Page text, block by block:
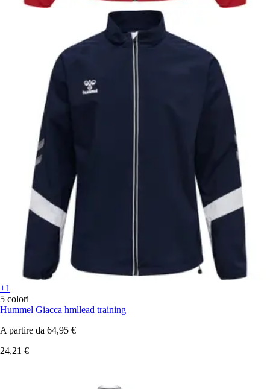
+1
5 colori
Hummel Giacca hmllead training
A partire da 64,95 €
24,21 €